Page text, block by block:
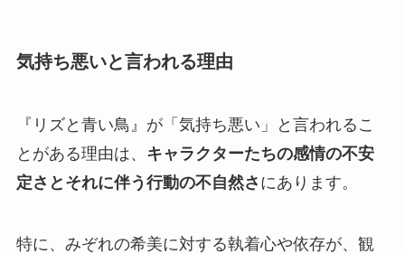
気持ち悪いと言われる理由
『リズと青い鳥』が「気持ち悪い」と言われるこ
とがある理由は、 キャラクターたちの感情の不安
定さとそれに伴う行動の不自然さ にあります。
特に、みぞれの希美に対する執着心や依存が、観